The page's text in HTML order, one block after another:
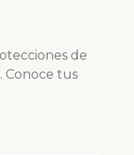
de
Conoce tus